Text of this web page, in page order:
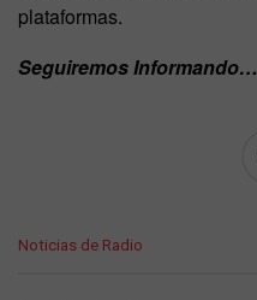
plataformas.
Seguiremos Informando…
C
Noticias de Radio